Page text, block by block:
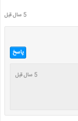
5 سال قبل
پاسخ
5 سال قبل